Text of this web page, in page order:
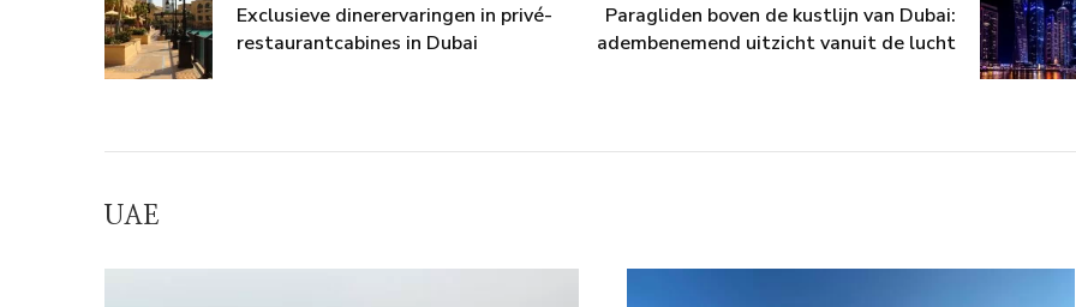
Exclusieve dinerervaringen in privé-
restaurantcabines in Dubai
Paragliden boven de kustlijn van Dubai:
adembenemend uitzicht vanuit de lucht
UAE